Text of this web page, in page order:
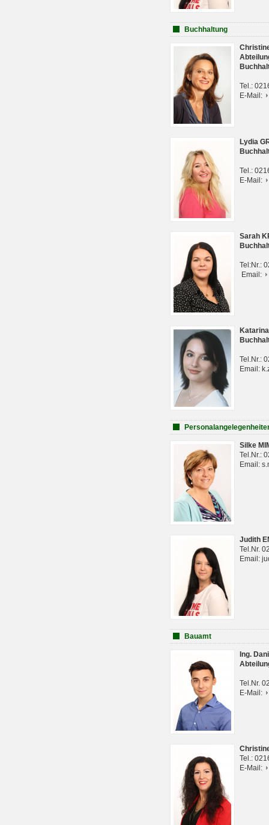
Buchhaltung
Tel.:
E-Mail:
Lydia
Tel.:
E-Mail:
Sarah
Tel:Nr.:
Email:
Tel.Nr.:
Email:
Silke
Tel.Nr.:
Email:
Judith
Tel.Nr.
Email:
Bauamt
Ing.
Tel.Nr.
E-Mail:
Tel.:
E-Mail: